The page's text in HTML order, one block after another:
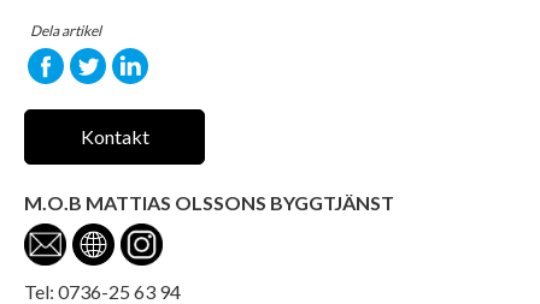
Dela artikel
Kontakt
M.O.B MATTIAS OLSSONS BYGGTJÄNST
Tel: 0736-25 63 94